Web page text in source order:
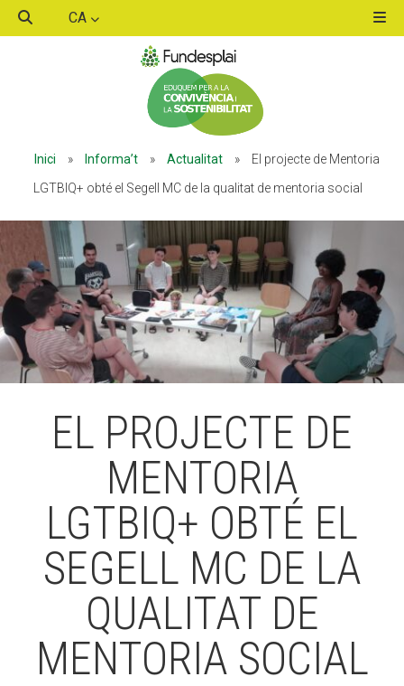
CA
Inici » Informa’t » Actualitat »
El projecte de Mentoria
LGTBIQ+ obté el Segell MC de la qualitat de mentoria social
EL PROJECTE DE
MENTORIA
LGTBIQ+ OBTÉ EL
SEGELL MC DE LA
QUALITAT DE
MENTORIA SOCIAL
ACTIVITATS D'ESTIU
MÓN ESCOLAR
ALBERG CENTRE ESPLAI
FORMACIÓ
ACCIÓ SOCIAL I JOVES
ESPLAIS
SUPORT TERCER SECTOR